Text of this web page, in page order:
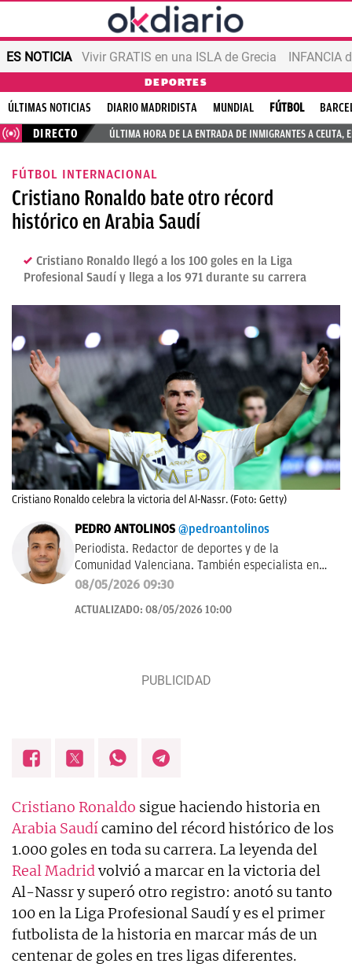
ES NOTICIA Vivir GRATIS en una ISLA de Grecia INFANCIA
DEPORTES
ÚLTIMAS NOTICIAS DIARIO MADRIDISTA MUNDIAL FÚTBOL
DIRECTO
ÚLTIMA HORA DE LA ENTRADA DE INMIGRANTES A CEUTA,
FÚTBOL INTERNACIONAL
Cristiano Ronaldo bate otro récord
histórico en Arabia Saudí
Cristiano Ronaldo llegó a los 100 goles en la Liga
Profesional Saudí y llega a los 971 durante su carrera
Cristiano Ronaldo celebra la victoria del Al-Nassr. (Foto: Getty)
PEDRO ANTOLINOS @pedroantolinos
Periodista. Redactor de deportes y de la
Comunidad Valenciana. También especialista en
SEO. En OKDIARIO desde 2017.
08/05/2026 09:30
ACTUALIZADO: 08/05/2026 10:00
Cristiano Ronaldo sigue haciendo historia en
Arabia Saudícamino del récord histórico de los
1.000 goles en toda su carrera. La leyenda del
Real Madridvolvió a marcar en la victoria del
Al-Nassr y superó otro registro: anotó su tanto
100 en la Liga Profesional Saudí y es el primer
futbolista de la historia en marcar más de un
centenar de goles en tres ligas diferentes.